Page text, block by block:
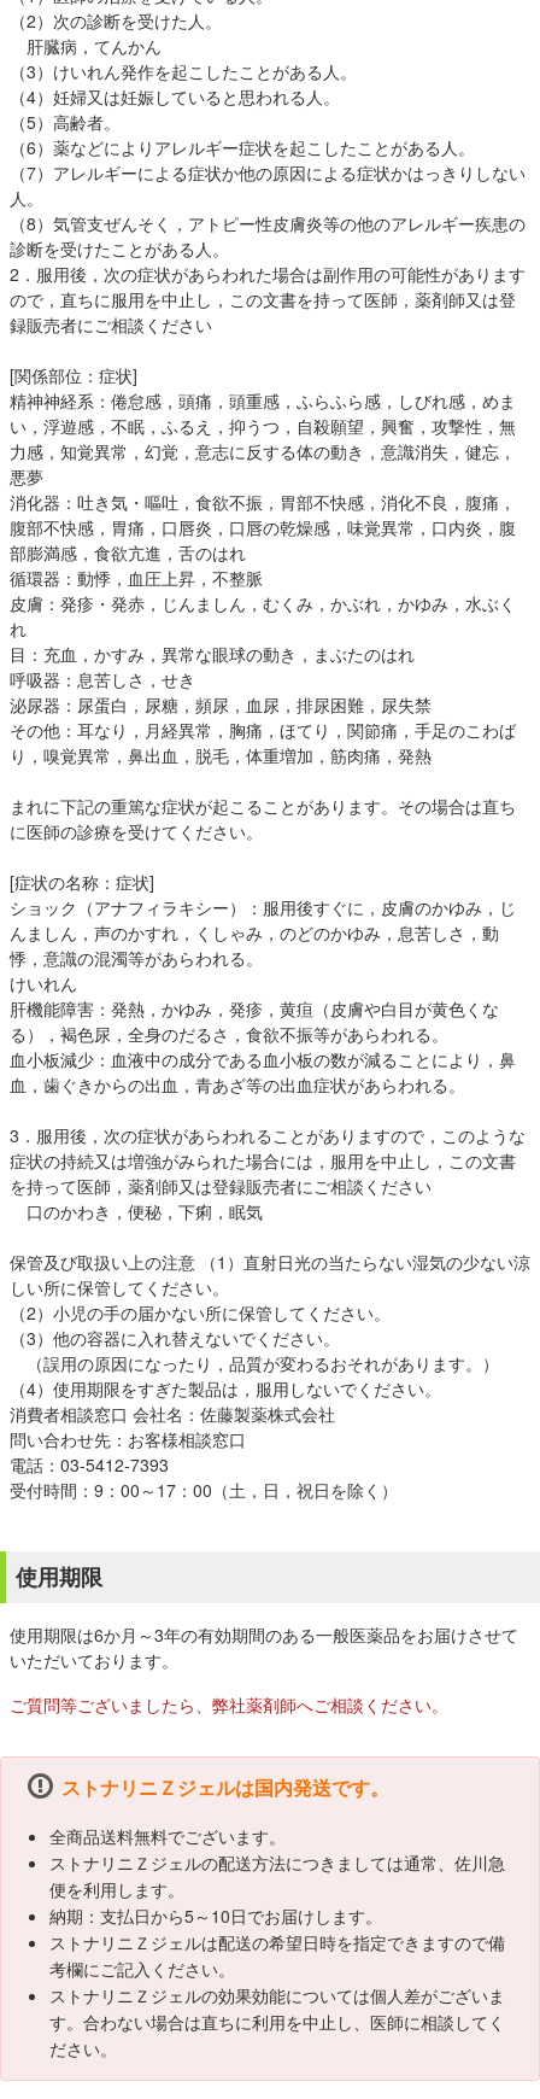
（2）次の診断を受けた人。
肝臓病，てんかん
（3）けいれん発作を起こしたことがある人。
（4）妊婦又は妊娠していると思われる人。
（5）高齢者。
（6）薬などによりアレルギー症状を起こしたことがある人。
（7）アレルギーによる症状か他の原因による症状かはっきりしない
人。
（8）気管支ぜんそく，アトピー性皮膚炎等の他のアレルギー疾患の
診断を受けたことがある人。
2．服用後，次の症状があらわれた場合は副作用の可能性があります
ので，直ちに服用を中止し，この文書を持って医師，薬剤師又は登
録販売者にご相談ください
[関係部位：症状]
精神神経系：倦怠感，頭痛，頭重感，ふらふら感，しびれ感，めま
い，浮遊感，不眠，ふるえ，抑うつ，自殺願望，興奮，攻撃性，無
力感，知覚異常，幻覚，意志に反する体の動き，意識消失，健忘，
悪夢
消化器：吐き気・嘔吐，食欲不振，胃部不快感，消化不良，腹痛，
腹部不快感，胃痛，口唇炎，口唇の乾燥感，味覚異常，口内炎，腹
部膨満感，食欲亢進，舌のはれ
循環器：動悸，血圧上昇，不整脈
皮膚：発疹・発赤，じんましん，むくみ，かぶれ，かゆみ，水ぶく
れ
目：充血，かすみ，異常な眼球の動き，まぶたのはれ
呼吸器：息苦しさ，せき
泌尿器：尿蛋白，尿糖，頻尿，血尿，排尿困難，尿失禁
その他：耳なり，月経異常，胸痛，ほてり，関節痛，手足のこわば
り，嗅覚異常，鼻出血，脱毛，体重増加，筋肉痛，発熱
まれに下記の重篤な症状が起こることがあります。その場合は直ち
に医師の診療を受けてください。
[症状の名称：症状]
ショック（アナフィラキシー）：服用後すぐに，皮膚のかゆみ，じ
んましん，声のかすれ，くしゃみ，のどのかゆみ，息苦しさ，動
悸，意識の混濁等があらわれる。
けいれん
肝機能障害：発熱，かゆみ，発疹，黄疸（皮膚や白目が黄色くな
る），褐色尿，全身のだるさ，食欲不振等があらわれる。
血小板減少：血液中の成分である血小板の数が減ることにより，鼻
血，歯ぐきからの出血，青あざ等の出血症状があらわれる。
3．服用後，次の症状があらわれることがありますので，このような
症状の持続又は増強がみられた場合には，服用を中止し，この文書
を持って医師，薬剤師又は登録販売者にご相談ください
口のかわき，便秘，下痢，眠気
保管及び取扱い上の注意 （1）直射日光の当たらない湿気の少ない涼
しい所に保管してください。
（2）小児の手の届かない所に保管してください。
（3）他の容器に入れ替えないでください。
（誤用の原因になったり，品質が変わるおそれがあります。）
（4）使用期限をすぎた製品は，服用しないでください。
消費者相談窓口 会社名：佐藤製薬株式会社
問い合わせ先：お客様相談窓口
電話：03-5412-7393
受付時間：9：00～17：00（土，日，祝日を除く）
使用期限
使用期限は6か月～3年の有効期間のある一般医薬品をお届けさせて
いただいております。
ご質問等ございましたら、弊社薬剤師へご相談ください。
ストナリニＺジェルは国内発送です。
全商品送料無料でございます。
ストナリニＺジェルの配送方法につきましては通常、佐川急
便を利用します。
納期：支払日から5～10日でお届けします。
ストナリニＺジェルは配送の希望日時を指定できますので備
考欄にご記入ください。
ストナリニＺジェルの効果効能については個人差がございま
す。合わない場合は直ちに利用を中止し、医師に相談してく
ださい。